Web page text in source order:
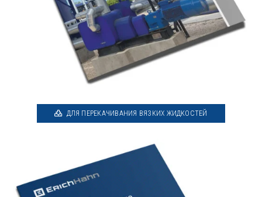
ДЛЯ ПЕРЕКАЧИВАНИЯ ВЯЗКИХ ЖИДКОСТЕЙ